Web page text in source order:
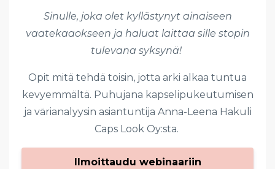
Sinulle, joka olet kyllästynyt ainaiseen
vaatekaaokseen ja haluat laittaa sille stopin
tulevana syksynä!
Opit mitä tehdä toisin, jotta arki alkaa tuntua
kevyemmältä. Puhujana kapselipukeutumisen
ja värianalyysin asiantuntija Anna-Leena Hakuli
Caps Look Oy:sta.
Ilmoittaudu webinaariin